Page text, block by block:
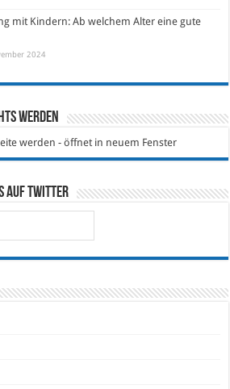
mit Kindern: Ab welchem Alter eine gute
2024
werden
auf Twitter